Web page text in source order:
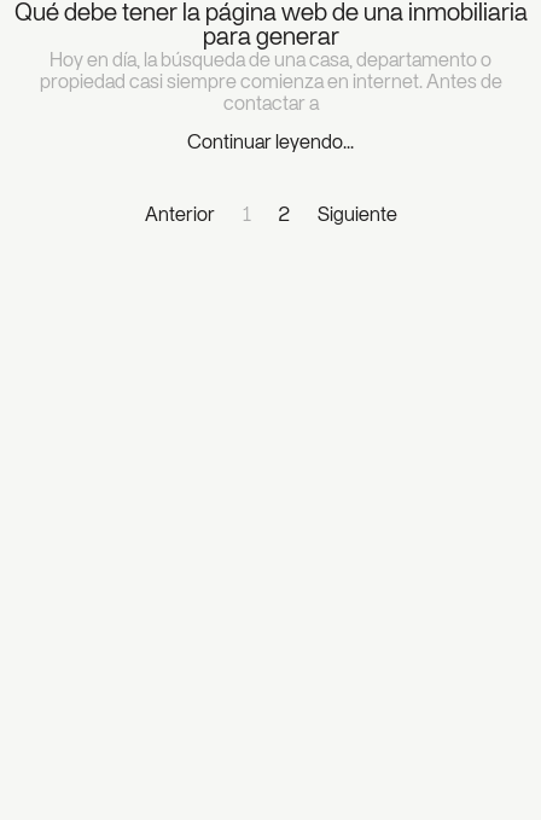
Qué debe tener la página web de una inmobiliaria
para generar
Hoy en día, la búsqueda de una casa, departamento o
propiedad casi siempre comienza en internet. Antes de
contactar a
Continuar leyendo...
Anterior 1 2 Siguiente